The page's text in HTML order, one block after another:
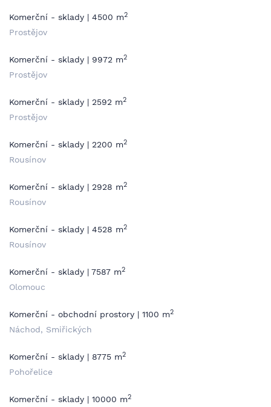
Komerční - sklady | 4500 m2
Prostějov
Komerční - sklady | 9972 m2
Prostějov
Komerční - sklady | 2592 m2
Prostějov
Komerční - sklady | 2200 m2
Rousínov
Komerční - sklady | 2928 m2
Rousínov
Komerční - sklady | 4528 m2
Rousínov
Komerční - sklady | 7587 m2
Olomouc
Komerční - obchodní prostory | 1100 m2
Náchod, Smiřických
Komerční - sklady | 8775 m2
Pohořelice
Komerční - sklady | 10000 m2